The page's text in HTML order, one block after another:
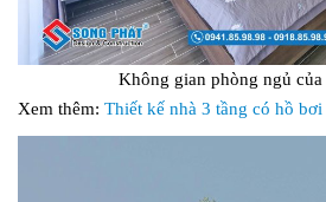
Không gian phòng ngủ của
Xem thêm: Thiết kế nhà 3 tầng có hồ